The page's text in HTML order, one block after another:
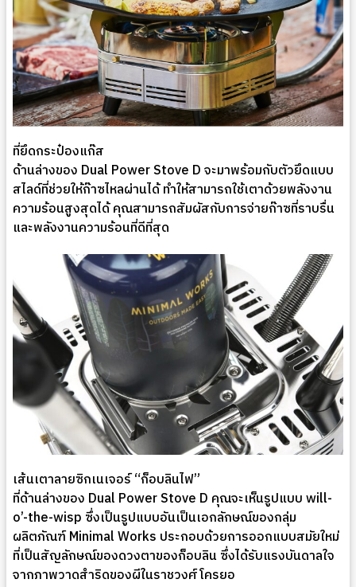
ที่ยึดกระป๋องแก๊ส
ด้านล่างของ Dual Power Stove D จะมาพร้อมกับตัวยึดแบบ
สไลด์ที่ช่วยให้ก๊าซไหลผ่านได้ ทำให้สามารถใช้เตาด้วยพลังงาน
ความร้อนสูงสุดได้ คุณสามารถสัมผัสกับการจ่ายก๊าซที่ราบรื่น
และพลังงานความร้อนที่ดีที่สุด
เส้นเตาลายซิกเนเจอร์ “ก็อบลินไฟ”
ที่ด้านล่างของ Dual Power Stove D คุณจะเห็นรูปแบบ will-
o’-the-wisp ซึ่งเป็นรูปแบบอันเป็นเอกลักษณ์ของกลุ่ม
ผลิตภัณฑ์ Minimal Works ประกอบด้วยการออกแบบสมัยใหม่
ที่เป็นสัญลักษณ์ของดวงตาของก็อบลิน ซึ่งได้รับแรงบันดาลใจ
จากภาพวาดสำริดของผีในราชวงศ์โครยอ